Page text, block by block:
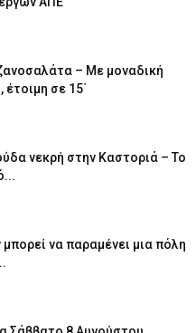
– Με μοναδική
έτοιμη σε 15΄
νεκρή στην Καστοριά – Το
να παραμένει μια πόλη